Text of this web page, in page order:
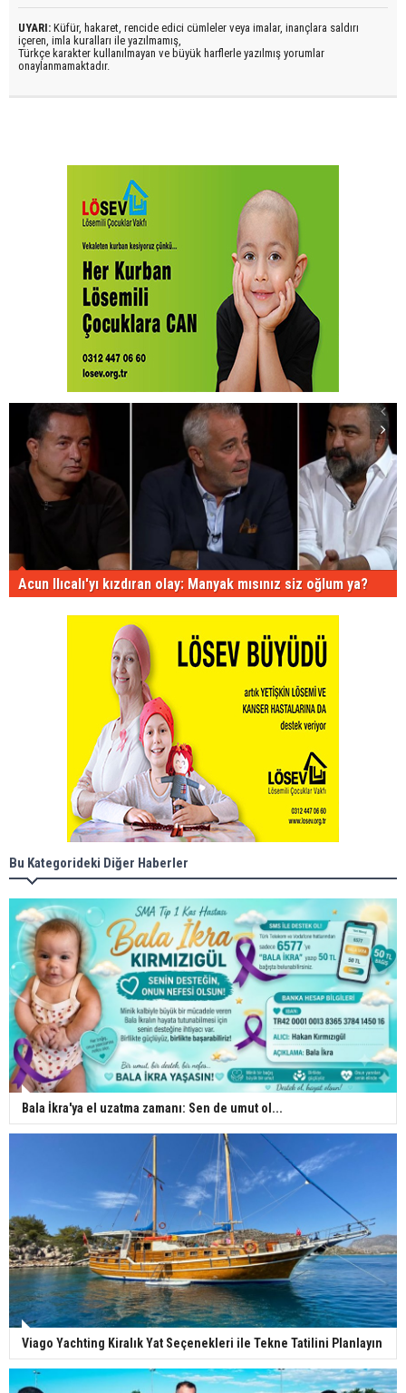
UYARI: Küfür, hakaret, rencide edici cümleler veya imalar, inançlara saldırı
içeren, imla kuralları ile yazılmamış,
Türkçe karakter kullanılmayan ve büyük harflerle yazılmış yorumlar
onaylanmamaktadır.
Acun Ilıcalı'yı kızdıran olay: Manyak mısınız siz oğlum ya?
Bu Kategorideki Diğer Haberler
Bala İkra'ya el uzatma zamanı: Sen de umut ol...
Viago Yachting Kiralık Yat Seçenekleri ile Tekne Tatilini Planlayın